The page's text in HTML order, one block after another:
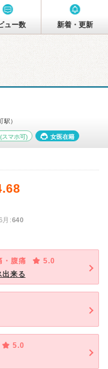
ュー数 新着・更新
駅）
(スマホ可) 女医在籍
:640
・腹痛
5.0
出来る
5.0